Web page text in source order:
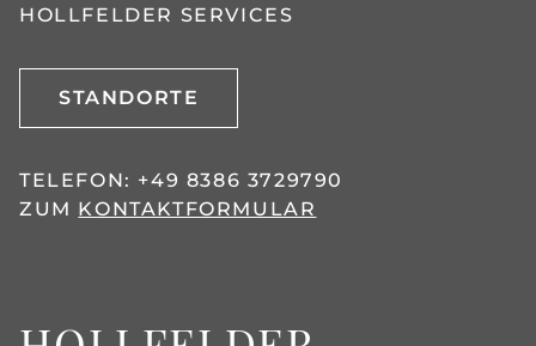
OLLFELDER SERVICES
STANDORTE
TELEFON: +49 8386 3729790
ZUM KONTAKTFORMULAR